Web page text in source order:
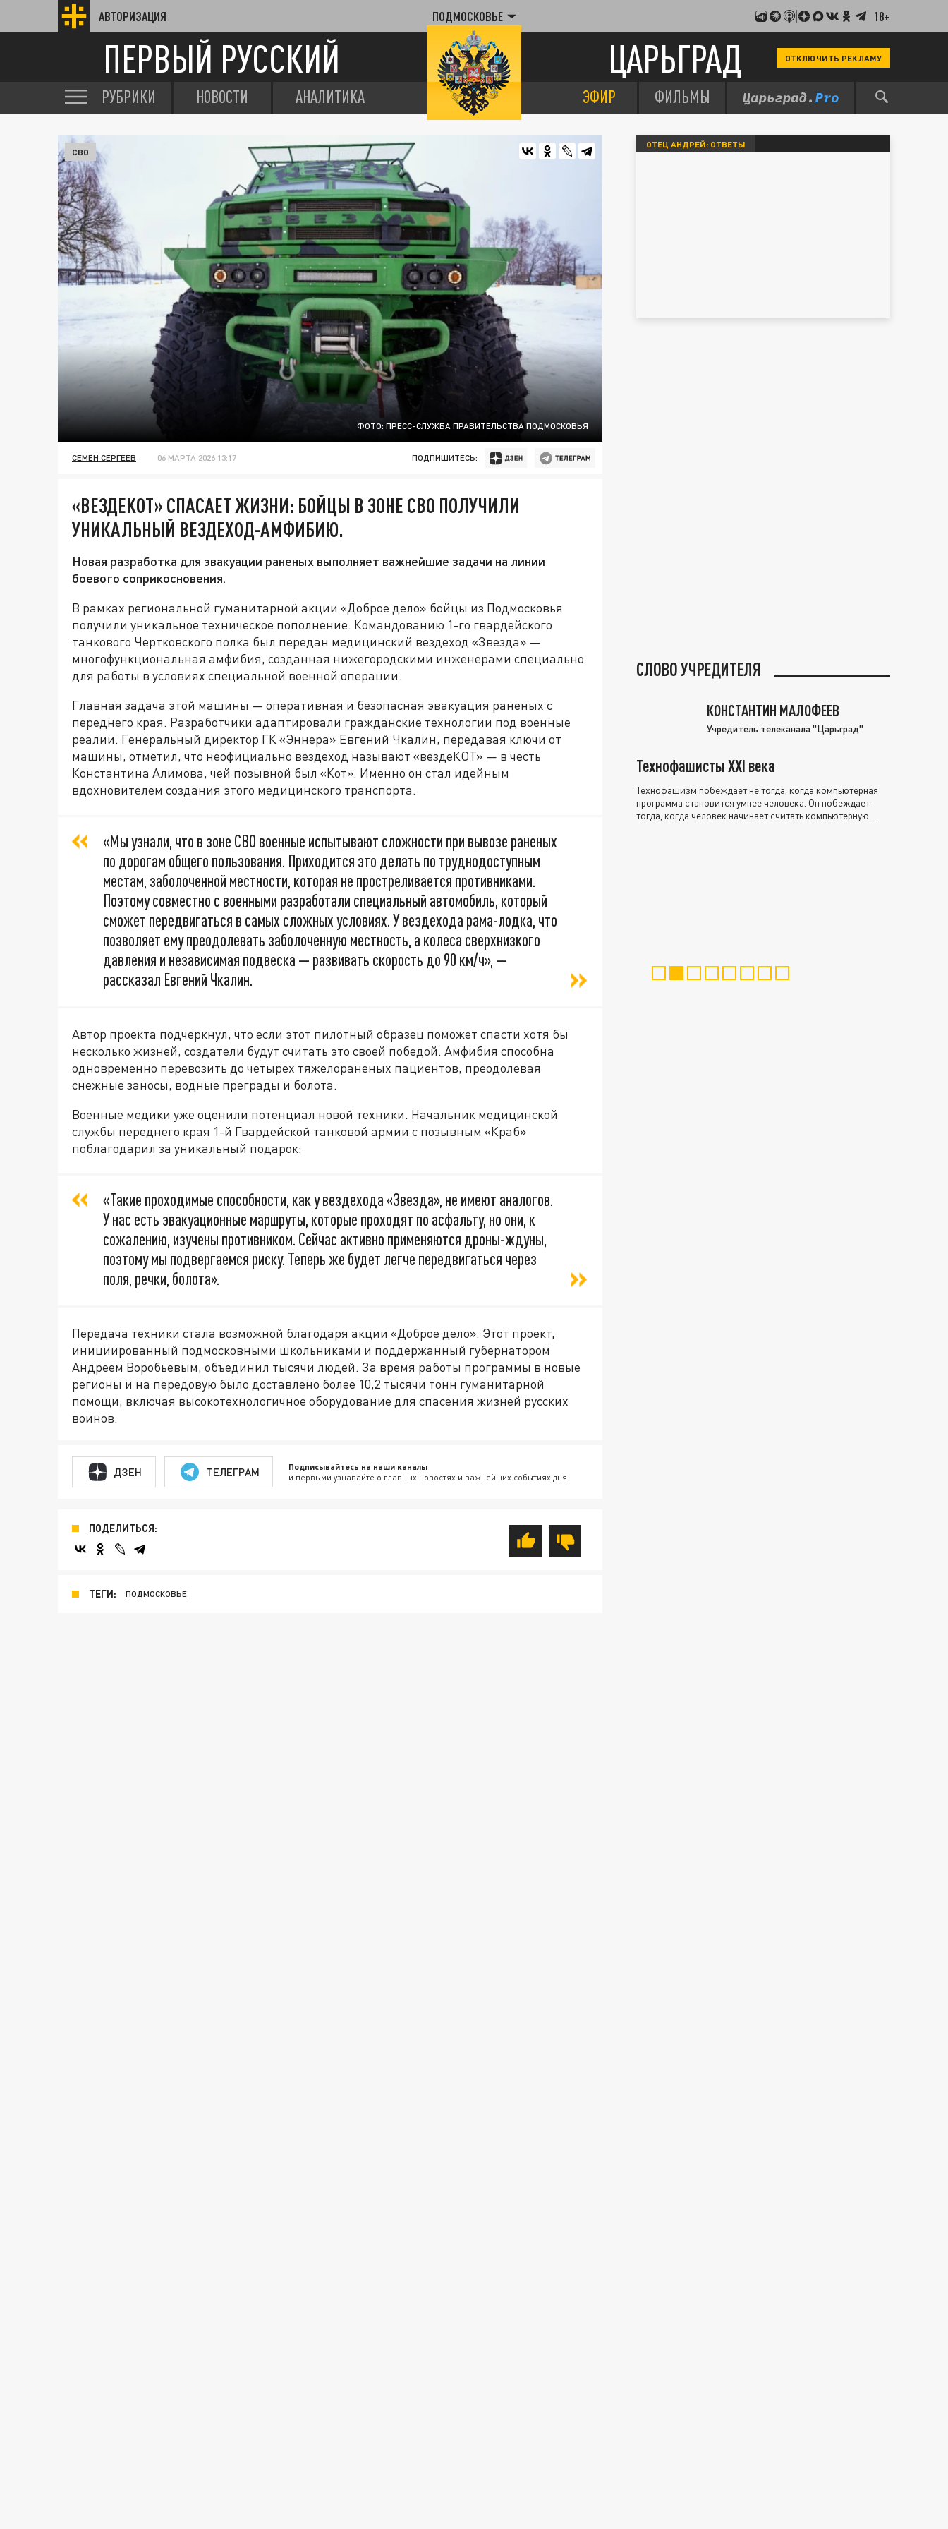
АВТОРИЗАЦИЯ ПОДМОСКОВЬЕ 18+
ПЕРВЫЙ РУССКИЙ ЦАРЬГРАД ОТКЛЮЧИТЬ РЕКЛАМУ
РУБРИКИ НОВОСТИ АНАЛИТИКА ЭФИР ФИЛЬМЫ
ФОТО: ПРЕСС-СЛУЖБА ПРАВИТЕЛЬСТВА ПОДМОСКОВЬЯ
СВО
СЕМЁН СЕРГЕЕВ 06 МАРТА 2026 13:17 ПОДПИШИТЕСЬ:
«ВЕЗДЕКОТ» СПАСАЕТ ЖИЗНИ: БОЙЦЫ В ЗОНЕ СВО ПОЛУЧИЛИ
УНИКАЛЬНЫЙ ВЕЗДЕХОД-АМФИБИЮ.
Новая разработка для эвакуации раненых выполняет важнейшие задачи на линии
боевого соприкосновения.
В рамках региональной гуманитарной акции «Доброе дело» бойцы из Подмосковья
получили уникальное техническое пополнение. Командованию 1-го гвардейского
танкового Чертковского полка был передан медицинский вездеход «Звезда» —
многофункциональная амфибия, созданная нижегородскими инженерами специально
для работы в условиях специальной военной операции.
Главная задача этой машины — оперативная и безопасная эвакуация раненых с
переднего края. Разработчики адаптировали гражданские технологии под военные
реалии. Генеральный директор ГК «Эннера» Евгений Чкалин, передавая ключи от
машины, отметил, что неофициально вездеход называют «вездеКОТ» — в честь
Константина Алимова, чей позывной был «Кот». Именно он стал идейным
вдохновителем создания этого медицинского транспорта.
«Мы узнали, что в зоне СВО военные испытывают сложности при вывозе раненых
по дорогам общего пользования. Приходится это делать по труднодоступным
местам, заболоченной местности, которая не простреливается противниками.
Поэтому совместно с военными разработали специальный автомобиль, который
сможет передвигаться в самых сложных условиях. У вездехода рама-лодка, что
позволяет ему преодолевать заболоченную местность, а колеса сверхнизкого
давления и независимая подвеска — развивать скорость до 90 км/ч», —
рассказал Евгений Чкалин.
Автор проекта подчеркнул, что если этот пилотный образец поможет спасти хотя бы
несколько жизней, создатели будут считать это своей победой. Амфибия способна
одновременно перевозить до четырех тяжелораненых пациентов, преодолевая
снежные заносы, водные преграды и болота.
Военные медики уже оценили потенциал новой техники. Начальник медицинской
службы переднего края 1-й Гвардейской танковой армии с позывным «Краб»
поблагодарил за уникальный подарок:
«Такие проходимые способности, как у вездехода «Звезда», не имеют аналогов.
У нас есть эвакуационные маршруты, которые проходят по асфальту, но они, к
сожалению, изучены противником. Сейчас активно применяются дроны-ждуны,
поэтому мы подвергаемся риску. Теперь же будет легче передвигаться через
поля, речки, болота».
Передача техники стала возможной благодаря акции «Доброе дело». Этот проект,
инициированный подмосковными школьниками и поддержанный губернатором
Андреем Воробьевым, объединил тысячи людей. За время работы программы в новые
регионы и на передовую было доставлено более 10,2 тысячи тонн гуманитарной
помощи, включая высокотехнологичное оборудование для спасения жизней русских
воинов.
ДЗЕН ТЕЛЕГРАМ Подписывайтесь на наши каналы
и первыми узнавайте о главных новостях и важнейших событиях дня.
ПОДЕЛИТЬСЯ:
ТЕГИ: ПОДМОСКОВЬЕ
ОТЕЦ АНДРЕЙ: ОТВЕТЫ
СЛОВО УЧРЕДИТЕЛЯ
КОНСТАНТИН МАЛОФЕЕВ
Учредитель телеканала "Царьград"
Технофашисты XXI века
Технофашизм побеждает не тогда, когда компьютерная
программа становится умнее человека. Он побеждает
тогда, когда человек начинает считать компьютерную